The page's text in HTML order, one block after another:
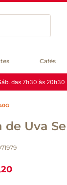
Cafés
das 7h30 às 20h30
de Uva